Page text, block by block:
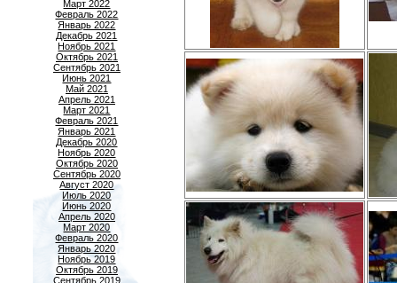
Март 2022
Февраль 2022
Январь 2022
Декабрь 2021
Ноябрь 2021
Октябрь 2021
Сентябрь 2021
Июнь 2021
Май 2021
Апрель 2021
Март 2021
Февраль 2021
Январь 2021
Декабрь 2020
Ноябрь 2020
Октябрь 2020
Сентябрь 2020
Август 2020
Июль 2020
Июнь 2020
Апрель 2020
Март 2020
Февраль 2020
Январь 2020
Ноябрь 2019
Октябрь 2019
Сентябрь 2019